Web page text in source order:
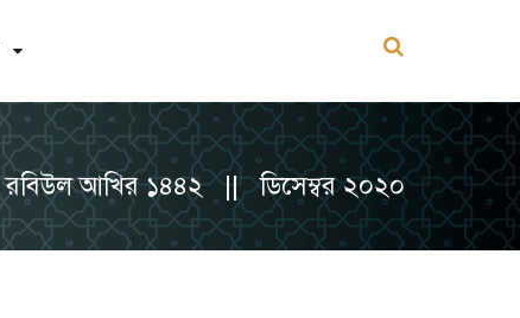
রবিউল আখির ১৪৪২ || ডিসেম্বর ২০২০